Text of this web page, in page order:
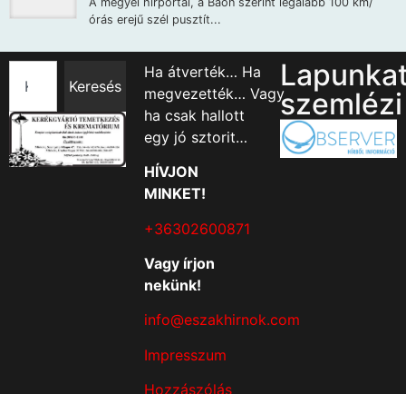
Keresés
Ha átverték… Ha
megvezették… Vagy
ha csak hallott
egy jó sztorit…
HÍVJON
MINKET!
+36302600871
Vagy írjon
nekünk!
info@eszakhirnok.com
Impresszum
Hozzászólás
szemlézi